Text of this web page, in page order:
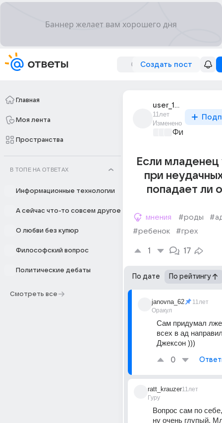
Создать пост
Главная
Моя лента
Пространства
В ТОПЕ НА ОТВЕТАХ
Информационные технологии
А сейчас что-то совсем другое
О любви без купюр
Философский вопрос
Политические дебаты
Смотреть все
user_180820792
11лет
Изменено
Если
при
попадает ли
мнения #роды
#ребенок
#грех
1 17
По дате По рейтингу
janovna_62
Оракул
11лет
Сам придумал
всех в ад
Джексон )))
0
ratt_krauzer
Гуру
11лет
Вопрос сам по
ну очень глупый.